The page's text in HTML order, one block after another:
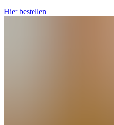
Hier bestellen